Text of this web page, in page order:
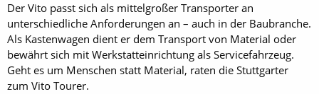
Der Vito passt sich als mittelgroßer Transporter an
unterschiedliche Anforderungen an – auch in der Baubranche.
Als Kastenwagen dient er dem Transport von Material oder
bewährt sich mit Werkstatteinrichtung als Servicefahrzeug.
Geht es um Menschen statt Material, raten die Stuttgarter
zum Vito Tourer.